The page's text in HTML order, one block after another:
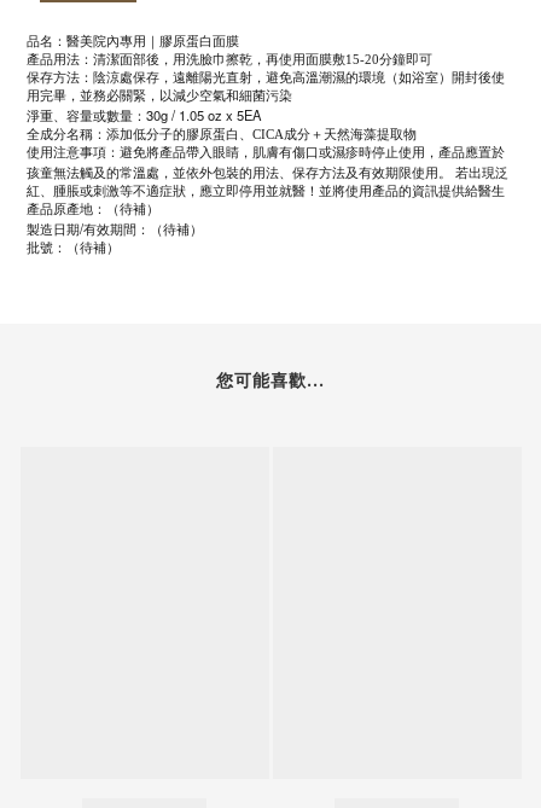
品名：醫美院內專用｜膠原蛋白面膜
產品用法：清潔面部後，用洗臉巾擦乾，再使用面膜敷15-20分鐘即可
保存方法：陰涼處保存，遠離陽光直射，避免高溫潮濕的環境（如浴室）開封後使
用完畢，並務必關緊，以減少空氣和細菌污染
淨重、容量或數量： 30g / 1.05 oz x 5EA
全成分名稱：添加低分子的膠原蛋白、CICA成分＋天然海藻提取物
使用注意事項：避免將產品帶入眼睛，肌膚有傷口或濕疹時停止使用，產品應置於
孩童無法觸及的常溫處，並依外包裝的用法、保存方法及有效期限使用。
若出現泛
紅、腫脹或刺激等不適症狀，應立即停用並就醫！並將使用產品的資訊提供給醫生
產品原產地：（待補）
製造日期/有效期間：（待補）
批號：（待補）
您可能喜歡...